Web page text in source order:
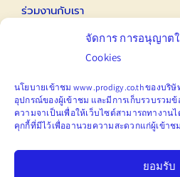
จัดการ การอนุญาต
Cookies
นโยบายเข้าชม www.prodigy.co.th ของบริ
อุปกรณ์ของผู้เข้าชม และมีการเก็บรวบรวม
ความจาเป็นเพื่อให้เว็บไซต์สามารถทางาน
คุกกี้ที่มีไว้เพื่ออานวยความสะดวกแก่ผู้เข้าช
ยอมรับ
ร่วมงานกับเรา
ติดต่อนักลงทุนสัมพันธ์ IR
Email
marketing@prodigy.co.th